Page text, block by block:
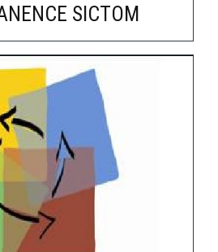
SICTOM